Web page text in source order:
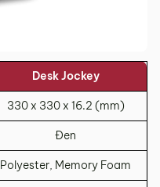
Desk Jockey
330 x 330 x 16.2 (mm)
Đen
Polyester, Memory Foam